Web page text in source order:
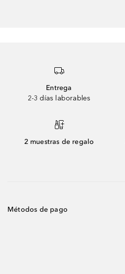
Entrega
2-3 días laborables
2 muestras de regalo
Métodos de pago